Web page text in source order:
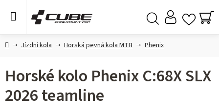
DomůJízdní kola Horská pevná kola MTB Phenix
Horské kolo Phenix C:68X SLX
2026 teamline